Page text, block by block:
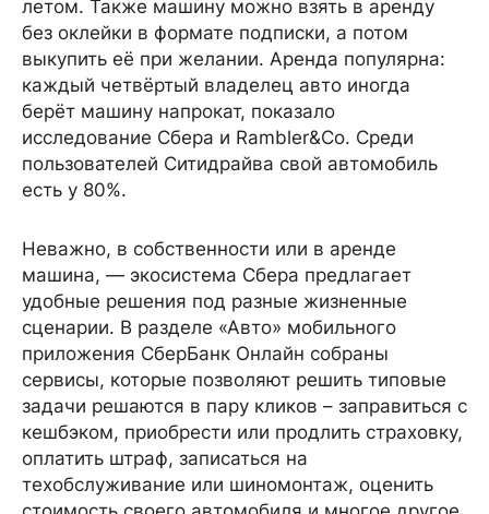
летом. Также машину можно взять в аренду
без оклейки в формате подписки, а потом
выкупить её при желании. Аренда популярна:
каждый четвёртый владелец авто иногда
берёт машину напрокат, показало
исследование Сбера и Rambler&Co. Среди
пользователей Ситидрайва свой автомобиль
есть у 80%.
Неважно, в собственности или в аренде
машина, — экосистема Сбера предлагает
удобные решения под разные жизненные
сценарии. В разделе «Авто» мобильного
приложения СберБанк Онлайн собраны
сервисы, которые позволяют решить типовые
задачи решаются в пару кликов – заправиться с
кешбэком, приобрести или продлить страховку,
оплатить штраф, записаться на
техобслуживание или шиномонтаж, оценить